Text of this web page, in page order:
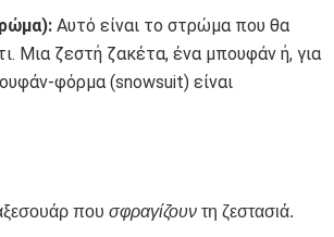
Αυτό είναι το στρώμα που θα
Μια ζεστή ζακέτα, ένα μπουφάν ή, για
φόρμα (snowsuit) είναι
που σφραγίζουν τη ζεστασιά.